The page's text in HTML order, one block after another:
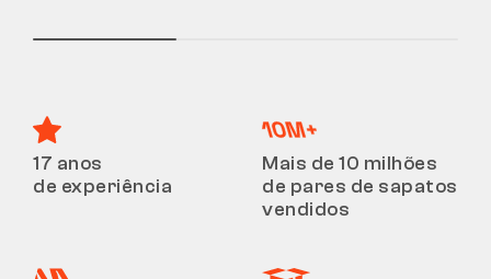
17 anos
de experiência
Mais de 10 milhões
de pares de sapatos
vendidos